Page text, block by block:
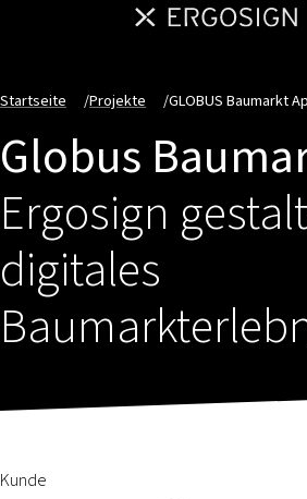
Startseite /Projekte /GLOBUS Baumarkt
Globus
Ergosign
digitales
Kunde